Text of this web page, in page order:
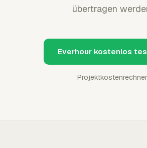
übertragen
Everhour kostenlos
Projektkostenrechner